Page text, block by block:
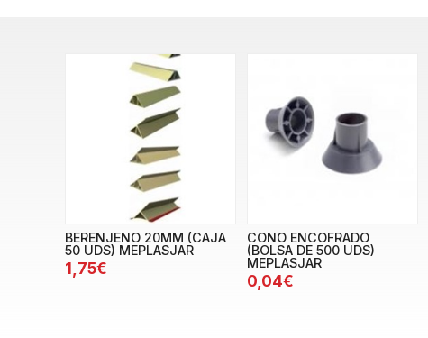
BERENJENO 20MM (CAJA
50 UDS) MEPLASJAR
1,75€
CONO ENCOFRADO
(BOLSA DE 500 UDS)
MEPLASJAR
0,04€